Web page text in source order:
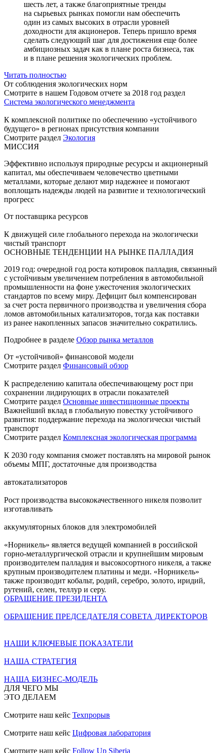
шесть лет, а также благоприятные тренды
на сырьевых рынках помогли нам обеспечить
один из самых высоких в отрасли уровней
доходности для акционеров. Теперь пришло время
сделать следующий шаг для достижения еще более
амбициозных задач как в плане роста бизнеса, так
и в плане решения экологических проблем.
Читать полностью
От соблюдения экологических норм
Смотрите в нашем Годовом отчете за 2018 год раздел
Система экологического менеджмента
К комплексной политике по обеспечению «устойчивого
будущего» в регионах присутствия компании
Смотрите раздел Экология
МИССИЯ
Эффективно используя природные ресурсы и акционерный
капитал, мы обеспечиваем человечество цветными
металлами, которые делают мир надежнее и помогают
воплощать надежды людей на развитие и технологический
прогресс
От поставщика ресурсов
К движущей силе глобального перехода на экологически
чистый транспорт
ОСНОВНЫЕ ТЕНДЕНЦИИ НА РЫНКЕ ПАЛЛАДИЯ
2019 год: очередной год роста котировок палладия, связанный
с устойчивым увеличением потребления в автомобильной
промышленности на фоне ужесточения экологических
стандартов по всему миру. Дефицит был компенсирован
за счет роста первичного производства и увеличения сбора
ломов автомобильных катализаторов, тогда как поставки
из ранее накопленных запасов значительно сократились.
Подробнее в разделе Обзор рынка металлов
От «устойчивой» финансовой модели
Смотрите раздел Финансовый обзор
К распределению капитала обеспечивающему рост при
сохранении лидирующих в отрасли показателей
Смотрите раздел Основные инвестиционные проекты
Важнейший вклад в глобальную повестку устойчивого
развития: поддержание перехода на экологически чистый
транспорт
Смотрите раздел Комплексная экологическая программа
К 2030 году компания сможет поставлять на мировой рынок
объемы МПГ, достаточные для производства
автокатализаторов
Рост производства высококачественного никеля позволит
изготавливать
аккумуляторных блоков для электромобилей
«Норникель» является ведущей компанией в российской
горно-металлургической отрасли и крупнейшим мировым
производителем палладия и высокосортного никеля, а также
крупным производителем платины и меди. «Норникель»
также производит кобальт, родий, серебро, золото, иридий,
рутений, селен, теллур и серу.
ОБРАЩЕНИЕ ПРЕЗИДЕНТА
ОБРАЩЕНИЕ ПРЕДСЕДАТЕЛЯ СОВЕТА ДИРЕКТОРОВ
НАШИ КЛЮЧЕВЫЕ ПОКАЗАТЕЛИ
НАША СТРАТЕГИЯ
НАША БИЗНЕС-МОДЕЛЬ
ДЛЯ ЧЕГО МЫ
ЭТО ДЕЛАЕМ
Смотрите наш кейс Техпрорыв
Смотрите наш кейс Цифровая лаборатория
Смотрите наш кейс Follow Up Siberia